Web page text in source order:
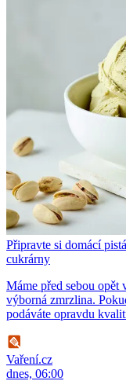
Připravte si domácí
cukrárny
Máme před sebou opět
výborná zmrzlina.
podáváte opravdu
Vaření.cz
dnes, 06:00